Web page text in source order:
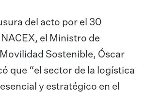
del acto por el 30
el Ministro de
Movilidad Sostenible, Óscar
que “el sector de la logística
y estratégico en el